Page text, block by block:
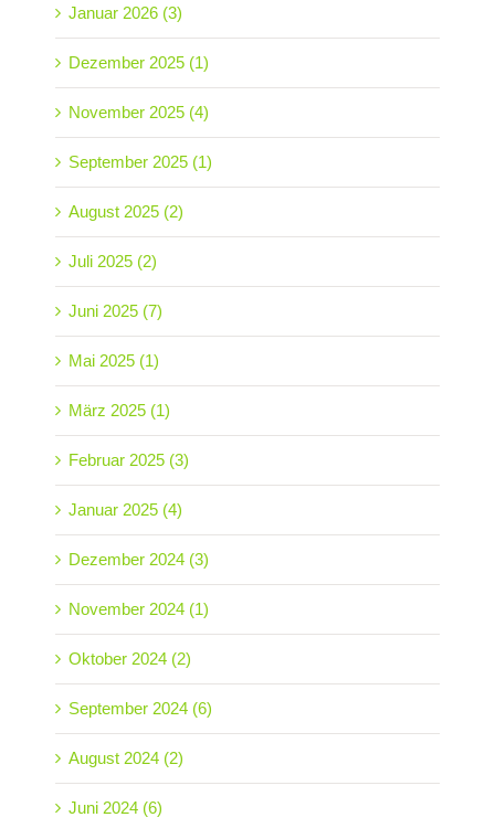
Januar 2026 (3)
Dezember 2025 (1)
November 2025 (4)
September 2025 (1)
August 2025 (2)
Juli 2025 (2)
Juni 2025 (7)
Mai 2025 (1)
März 2025 (1)
Februar 2025 (3)
Januar 2025 (4)
Dezember 2024 (3)
November 2024 (1)
Oktober 2024 (2)
September 2024 (6)
August 2024 (2)
Juni 2024 (6)